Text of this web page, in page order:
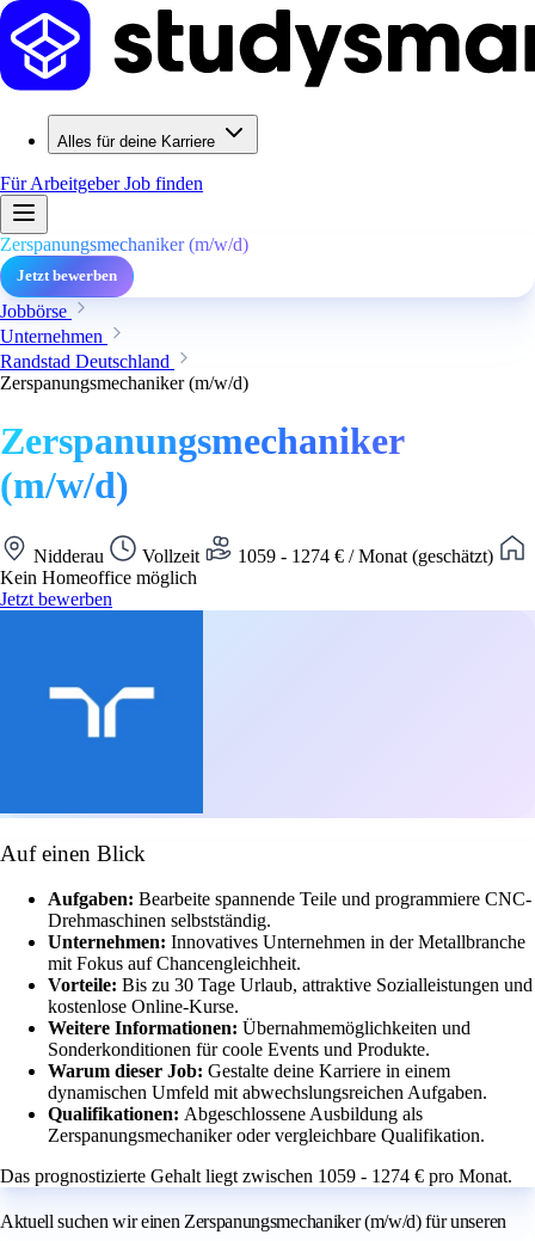
Alles für deine Karriere
Für ArbeitgeberJob finden
Zerspanungsmechaniker (m/w/d)
Jetzt bewerben
Jobbörse
Unternehmen
Randstad Deutschland
Zerspanungsmechaniker (m/w/d)
Zerspanungsmechaniker
(m/w/d)
Nidderau Vollzeit
1059 - 1274 € / Monat (geschätzt)
Kein Homeoffice möglich
Jetzt bewerben
Auf einen Blick
Aufgaben: Bearbeite spannende Teile und programmiere CNC-
Drehmaschinen selbstständig.
Unternehmen: Innovatives Unternehmen in der Metallbranche
mit Fokus auf Chancengleichheit.
Vorteile: Bis zu 30 Tage Urlaub, attraktive Sozialleistungen und
kostenlose Online-Kurse.
Weitere Informationen: Übernahmemöglichkeiten und
Sonderkonditionen für coole Events und Produkte.
Warum dieser Job: Gestalte deine Karriere in einem
dynamischen Umfeld mit abwechslungsreichen Aufgaben.
Qualifikationen: Abgeschlossene Ausbildung als
Zerspanungsmechaniker oder vergleichbare Qualifikation.
Das prognostizierte Gehalt liegt zwischen 1059 - 1274 € pro Monat.
Aktuell suchen wir einen Zerspanungsmechaniker (m/w/d) für unseren